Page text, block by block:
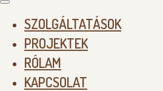
SZOLGÁLTATÁSOK
PROJEKTEK
RÓLAM
KAPCSOLAT